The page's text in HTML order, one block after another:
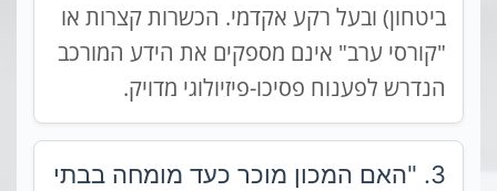
ביטחון) ובעל רקע אקדמי. הכשרות קצרות או
"קורסי ערב" אינם מספקים את הידע המורכב
הנדרש לפענוח פסיכו-פיזיולוגי מדויק.
3. "האם המכון מוכר כעד מומחה בבתי